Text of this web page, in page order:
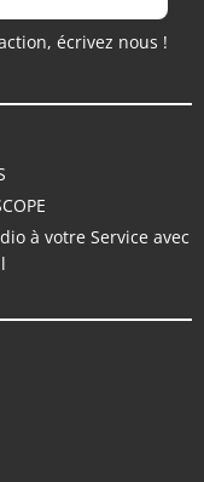
écrivez nous !
à votre Service avec